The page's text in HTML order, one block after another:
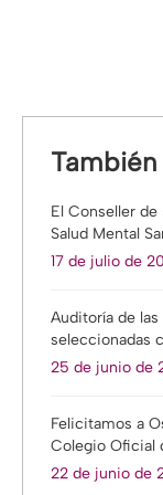
El Conseller
Salud Mental
17 de julio de
Auditoría de
seleccionadas
25 de junio de
Felicitamos a
Colegio Oficial
22 de junio de